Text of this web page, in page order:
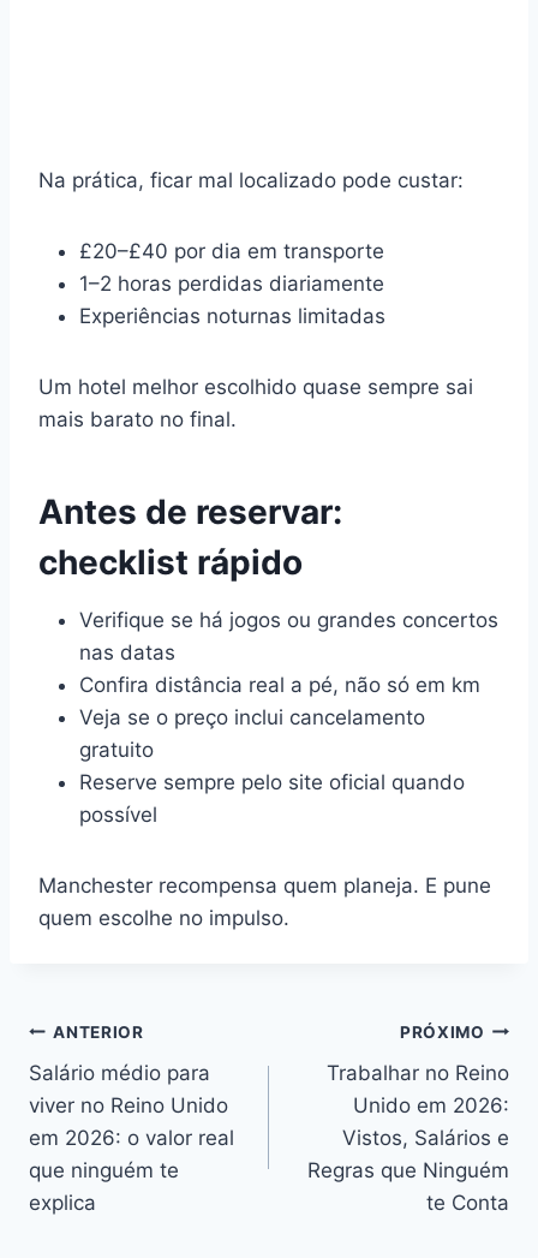
Na prática, ficar mal localizado pode custar:
£20–£40 por dia em transporte
1–2 horas perdidas diariamente
Experiências noturnas limitadas
Um hotel melhor escolhido quase sempre sai
mais barato no final.
Antes de reservar:
checklist rápido
Verifique se há jogos ou grandes concertos
nas datas
Confira distância real a pé, não só em km
Veja se o preço inclui cancelamento
gratuito
Reserve sempre pelo site oficial quando
possível
Manchester recompensa quem planeja. E pune
quem escolhe no impulso.
Navegação
de
Post
ANTERIOR
Salário médio para
viver no Reino Unido
em 2026: o valor real
que ninguém te
explica
PRÓXIMO
Trabalhar no Reino
Unido em 2026:
Vistos, Salários e
Regras que Ninguém
te Conta